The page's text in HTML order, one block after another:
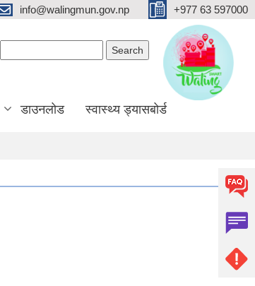
info@walingmun.gov.np +977 63 597000
डाउनलोड स्वास्थ्य ड्यासबोर्ड